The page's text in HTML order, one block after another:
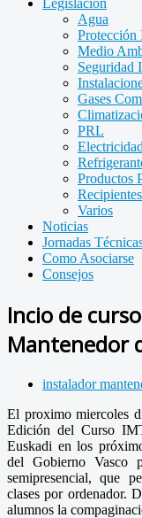
Legislación
Agua
Protección
Medio
Seguridad
Gases
PRL
Electricidad
Productos
Varios
Noticias
Jornadas
Como Asociarse
Consejos
Incio de
Mantenedor
instalador
El proximo miercoles
Edición del Curso
Euskadi en los
del Gobierno Vasco
semipresencial, que
clases por ordenador.
alumnos la